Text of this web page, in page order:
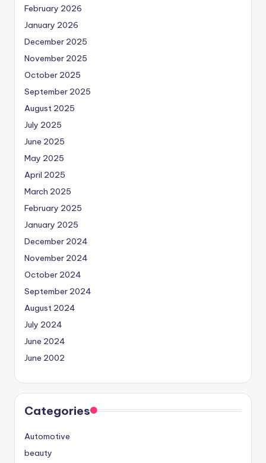
February 2026
January 2026
December 2025
November 2025
October 2025
September 2025
August 2025
July 2025
June 2025
May 2025
April 2025
March 2025
February 2025
January 2025
December 2024
November 2024
October 2024
September 2024
August 2024
July 2024
June 2024
June 2002
Categories
Automotive
beauty